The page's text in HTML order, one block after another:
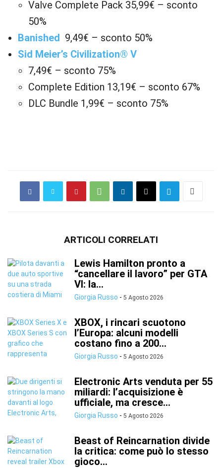
Valve Complete Pack 35,99€ – sconto
50%
Banished 9,49€ – sconto 50%
Sid Meier’s Civilization® V
7,49€ – sconto 75%
Complete Edition 13,19€ – sconto 67%
DLC Bundle 1,99€ – sconto 75%
ARTICOLI CORRELATI
Lewis Hamilton pronto a
“cancellare il lavoro” per GTA
VI: la...
Giorgia Russo - 5 Agosto 2026
XBOX, i rincari scuotono
l’Europa: alcuni modelli
costano fino a 200...
Giorgia Russo - 5 Agosto 2026
Electronic Arts venduta per 55
miliardi: l’acquisizione è
ufficiale, ma cresce...
Giorgia Russo - 5 Agosto 2026
Beast of Reincarnation divide
la critica: come può lo stesso
gioco...